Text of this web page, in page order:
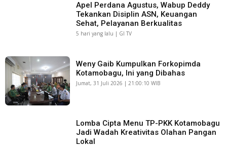
Apel Perdana Agustus, Wabup Deddy
Tekankan Disiplin ASN, Keuangan
Sehat, Pelayanan Berkualitas
5 hari yang lalu | GI TV
Weny Gaib Kumpulkan Forkopimda
Kotamobagu, Ini yang Dibahas
Jumat, 31 Juli 2026 | 21:00:10 WIB
Lomba Cipta Menu TP-PKK Kotamobagu
Jadi Wadah Kreativitas Olahan Pangan
Lokal